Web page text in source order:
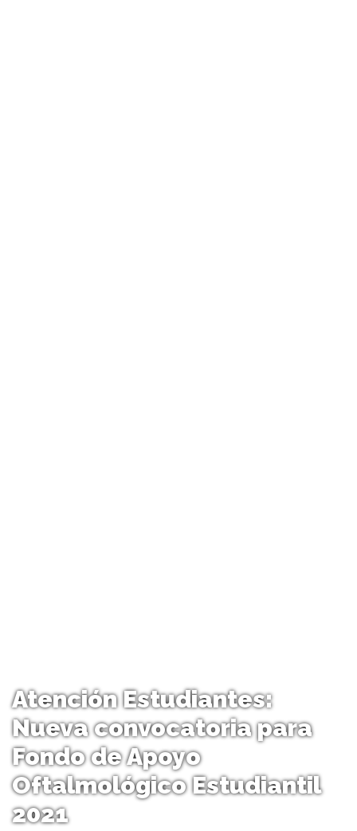
Atención Estudiantes:
Nueva convocatoria para
Fondo de Apoyo
Oftalmológico Estudiantil
2021